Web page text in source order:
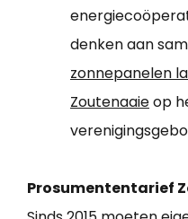
denken aan
zonnepanelen
Zoutenaaieop
Prosumententarief